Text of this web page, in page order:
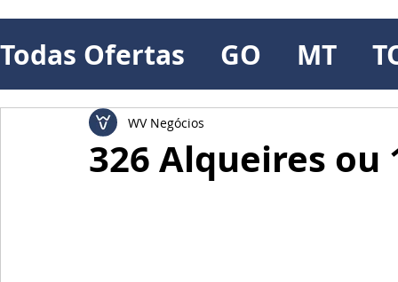
Todas Ofertas GO MT
326 Alqueires ou
WV Negócios